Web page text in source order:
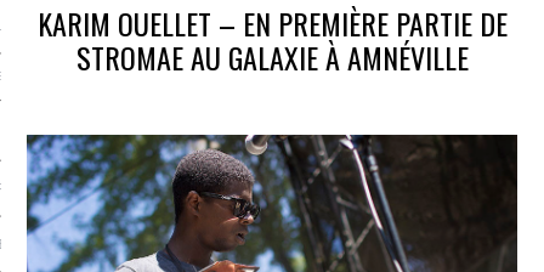
GROUPES DU LOCAL
KARIM OUELLET – EN PREMIÈRE PARTIE DE
STROMAE AU GALAXIE À AMNÉVILLE